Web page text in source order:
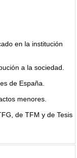
en la institución
a la sociedad.
de España.
menores.
de TFM y de Tesis